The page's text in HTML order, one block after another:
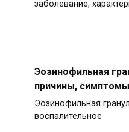
заболевание,
Эозинофильная
причины,
Эозинофильная
воспалительное